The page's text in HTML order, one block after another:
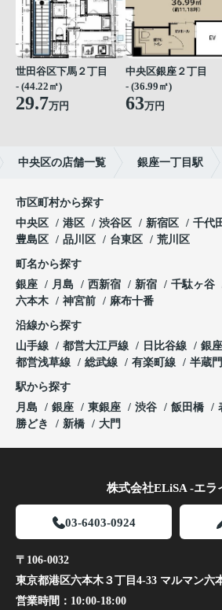
世田谷区下馬２丁目
- (44.22㎡)
29.7万円
中央区銀座２丁目
- (36.99㎡)
63万円
中央区の店舗一覧 銀座一丁目駅
市区町村から探す
中央区
港区 渋谷区 新宿区 千代
豊島区
品川区 台東区 荒川区
町名から探す
銀座
月島 西新宿 新宿 千駄ヶ谷
六本木
神宮前 麻布十番
沿線から探す
山手線
都営大江戸線 日比谷線 銀
都営浅草線
総武線 有楽町線 半蔵
駅から探す
月島
銀座 東銀座 渋谷 飯田橋
勝どき
新橋 大門
株式会社ELiSA -エラ
03-6403-0924
〒106-0032
東京都港区六本木３丁目4-33 マルマン六
営業時間： 10:00-18:00